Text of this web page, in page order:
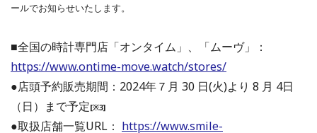
ールでお知らせいたします。
■全国の時計専⾨店「オンタイム」、「ムーヴ」：
https://www.ontime-move.watch/stores/
●店頭予約販売期間：2024年７⽉ 30 ⽇(⽕)より 8 ⽉ 4⽇
（⽇）まで予定[※3]
●取扱店舗⼀覧URL： https://www.smile-